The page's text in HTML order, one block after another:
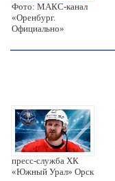
Фото: МАКС-канал
«Оренбург.
Официально»
пресс-служба ХК
«Южный Урал» Орск